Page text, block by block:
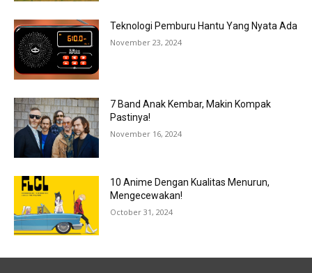
Teknologi Pemburu Hantu Yang Nyata Ada
November 23, 2024
7 Band Anak Kembar, Makin Kompak
Pastinya!
November 16, 2024
10 Anime Dengan Kualitas Menurun,
Mengecewakan!
October 31, 2024